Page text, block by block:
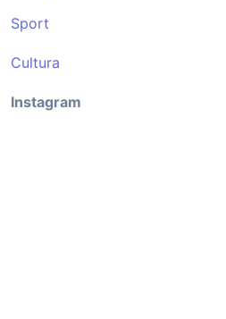
Sport
Cultura
Instagram